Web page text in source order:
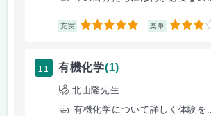
充実 5 楽単 3
11 有機化学(1)
北山隆先生
有機化学について詳しく体験を